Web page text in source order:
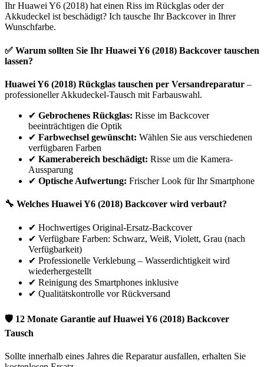
IhrHuawei Y6 (2018) hat einen Riss im Rückglas oder der
Akkudeckel ist beschädigt? Ich tausche Ihr Backcover in Ihrer
Wunschfarbe.
✅ Warum sollten Sie Ihr HuaweiY6 (2018) Backcover tauschen
lassen?
HuaweiY6 (2018) Rückglas tauschen per Versandreparatur –
professioneller Akkudeckel-Tausch mit Farbauswahl.
✔ Gebrochenes Rückglas: Risse im Backcover
beeinträchtigen die Optik
✔ Farbwechsel gewünscht: Wählen Sie aus verschiedenen
verfügbaren Farben
✔ Kamerabereich beschädigt: Risse um die Kamera-
Aussparung
✔ Optische Aufwertung: Frischer Look für Ihr Smartphone
🔧 Welches HuaweiY6 (2018) Backcover wird verbaut?
✔ Hochwertiges Original-Ersatz-Backcover
✔ Verfügbare Farben: Schwarz, Weiß, Violett, Grau (nach
Verfügbarkeit)
✔ Professionelle Verklebung – Wasserdichtigkeit wird
wiederhergestellt
✔ Reinigung des Smartphones inklusive
✔ Qualitätskontrolle vor Rückversand
🛡 12 Monate Garantie aufHuaweiY6 (2018) Backcover
Tausch
Sollte innerhalb eines Jahres die Reparatur ausfallen, erhalten Sie